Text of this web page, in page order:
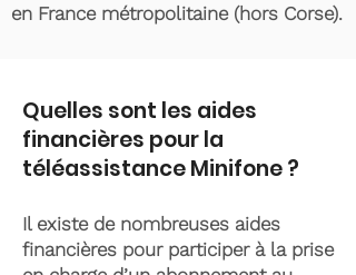
en France métropolitaine (hors Corse).
Quelles sont les aides
financières pour la
téléassistance Minifone ?
Il existe de nombreuses aides
financières pour participer à la prise